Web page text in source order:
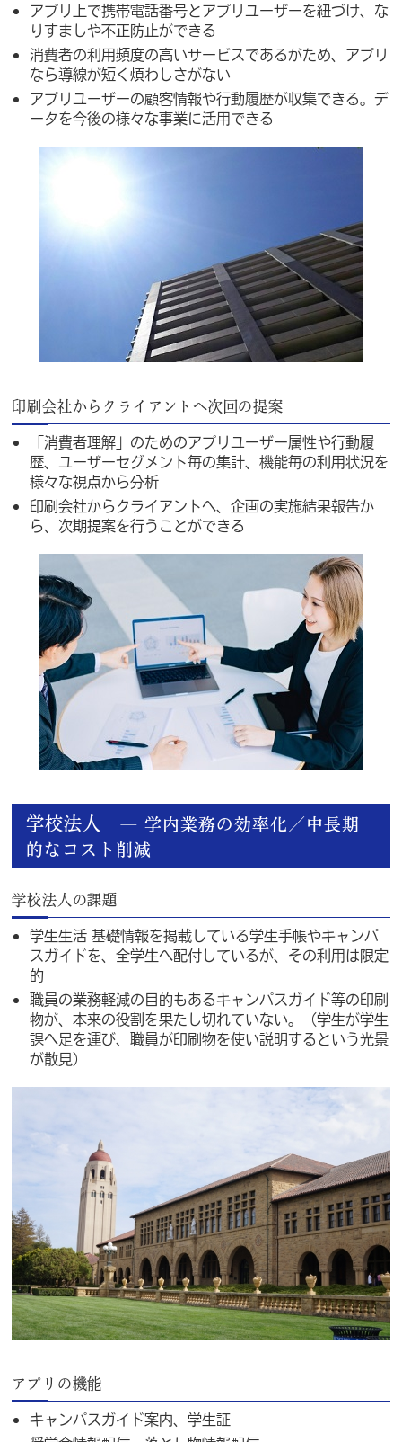
アプリ上で携帯電話番号とアプリユーザーを紐づけ、な
りすましや不正防止ができる
消費者の利用頻度の高いサービスであるがため、アプリ
なら導線が短く煩わしさがない
アプリユーザーの顧客情報や行動履歴が収集できる。デ
ータを今後の様々な事業に活用できる
印刷会社からクライアントへ次回の提案
「消費者理解」のためのアプリユーザー属性や行動履
歴、ユーザーセグメント毎の集計、機能毎の利用状況を
様々な視点から分析
印刷会社からクライアントへ、企画の実施結果報告か
ら、次期提案を行うことができる
学校法人― 学内業務の効率化／中長期
的なコスト削減 ―
学校法人の課題
学生生活 基礎情報を掲載している学生手帳やキャンパ
スガイドを、全学生へ配付しているが、その利用は限定
的
職員の業務軽減の目的もあるキャンパスガイド等の印刷
物が、本来の役割を果たし切れていない。（学生が学生
課へ足を運び、職員が印刷物を使い説明するという光景
が散見）
アプリの機能
キャンパスガイド案内、学生証